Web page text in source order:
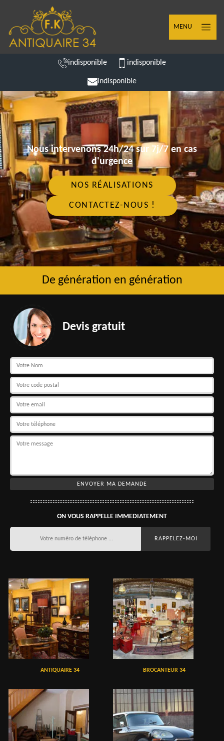
MENU
indisponible indisponible
indisponible
Nous intervenons 24h/24 sur 7j/7 en cas
d'urgence
NOS RÉALISATIONS
CONTACTEZ-NOUS !
De génération en génération
Devis gratuit
ON VOUS RAPPELLE IMMEDIATEMENT
ANTIQUAIRE 34 BROCANTEUR 34